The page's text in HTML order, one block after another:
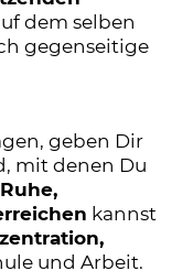
dem selben
gegenseitige
geben Dir
mit denen Du
kannst
und Arbeit.